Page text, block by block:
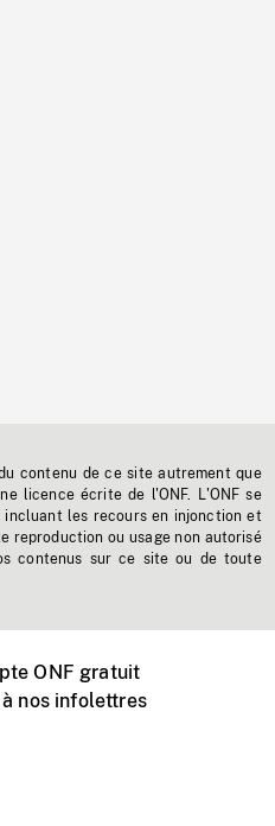
contenu de ce site autrement que
licence écrite de l'ONF. L'ONF se
les recours en injonction et
reproduction ou usage non autorisé
contenus sur ce site ou de toute
ONF gratuit
nos infolettres